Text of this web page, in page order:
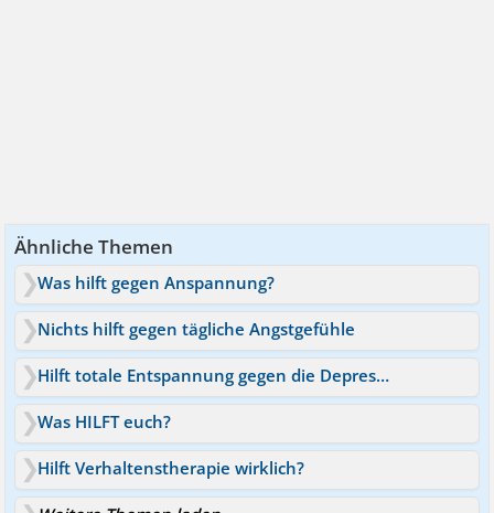
Ähnliche Themen
Was hilft gegen Anspannung?
Nichts hilft gegen tägliche Angstgefühle
Hilft totale Entspannung gegen die Depression
Was HILFT euch?
Hilft Verhaltenstherapie wirklich?